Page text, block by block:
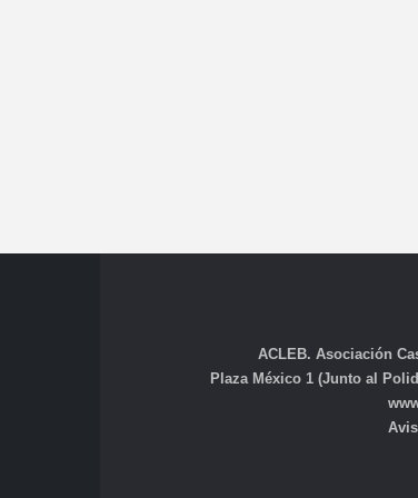
ACLEB. Asociación
Plaza México 1 (Junto al